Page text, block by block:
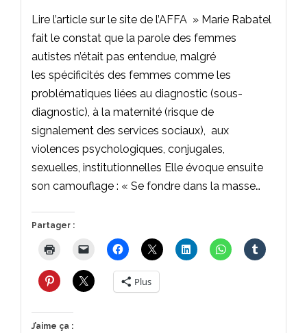
Lire l’article sur le site de l’AFFA » Marie Rabatel
fait le constat que la parole des femmes
autistes n’était pas entendue, malgré
les spécificités des femmes comme les
problématiques liées au diagnostic (sous-
diagnostic), à la maternité (risque de
signalement des services sociaux), aux
violences psychologiques, conjugales,
sexuelles, institutionnelles Elle évoque ensuite
son camouflage : « Se fondre dans la masse…
Partager :
Plus
J’aime ça :